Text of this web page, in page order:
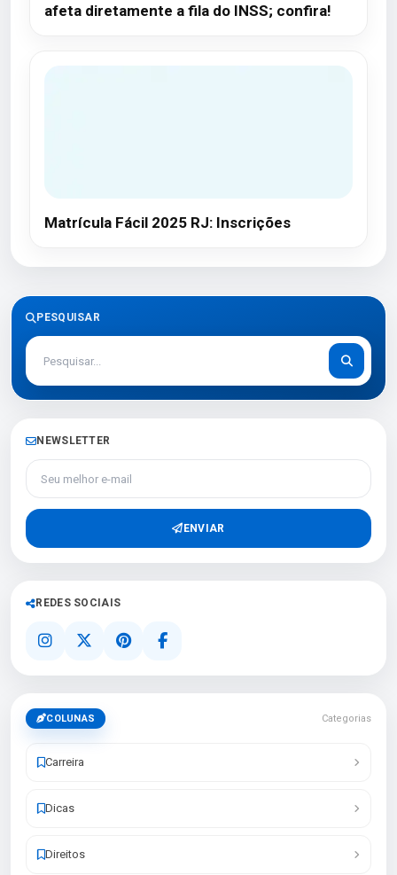
afeta diretamente a fila do INSS; confira!
Matrícula Fácil 2025 RJ: Inscrições
PESQUISAR
NEWSLETTER
Seu melhor e-mail
ENVIAR
REDES SOCIAIS
COLUNAS Categorias
Carreira
Dicas
Direitos